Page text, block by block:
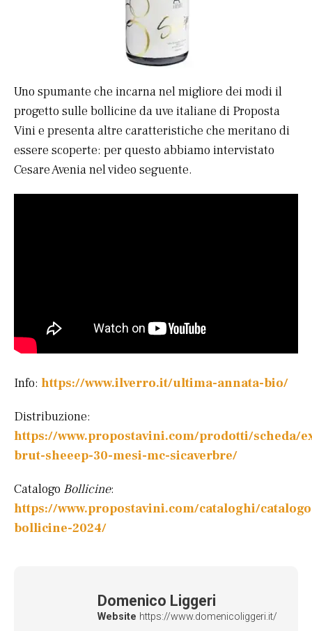
Uno spumante che incarna nel migliore dei modi il
progetto sulle bollicine da uve italiane di Proposta
Vini e presenta altre caratteristiche che meritano di
essere scoperte: per questo abbiamo intervistato
Cesare Avenia nel video seguente.
Info: https://www.ilverro.it/ultima-annata-bio/
Distribuzione:
https://www.propostavini.com/prodotti/scheda/
brut-sheeep-30-mesi-mc-sicaverbre/
Catalogo Bollicine:
https://www.propostavini.com/cataloghi/
bollicine-2024/
Domenico Liggeri
Website https://www.domenicoliggeri.it/